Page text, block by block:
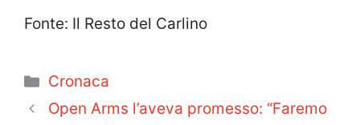
Fonte: Il Resto del Carlino
Categorie
Cronaca
Open Arms l’aveva promesso: “Faremo